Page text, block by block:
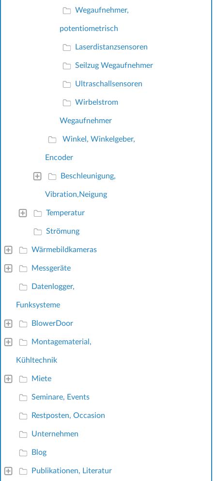
Wegaufnehmer,
potentiometrisch
Laserdistanzsensoren
Seilzug Wegaufnehmer
Ultraschallsensoren
Wirbelstrom
Wegaufnehmer
Winkel, Winkelgeber,
Encoder
Beschleunigung,
Vibration,Neigung
Temperatur
Strömung
Wärmebildkameras
Messgeräte
Datenlogger,
Funksysteme
BlowerDoor
Montagematerial,
Kühltechnik
Miete
Seminare, Events
Restposten, Occasion
Unternehmen
Blog
Publikationen, Literatur